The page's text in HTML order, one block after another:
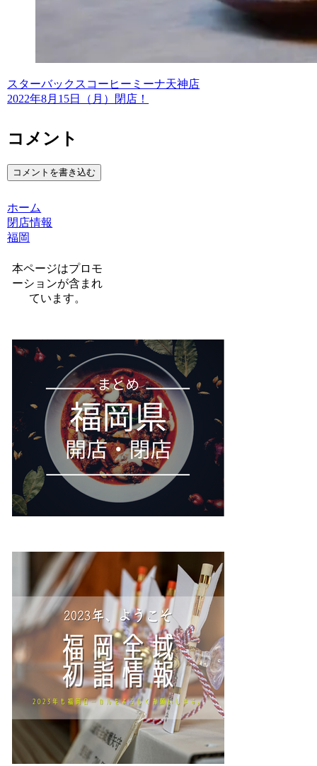
スターバックスコーヒーミーナ天神店
2022年8月15日（月）閉店！
コメント
コメントを書き込む
ホーム
閉店情報
福岡
本ページはプロモ
ーションが含まれ
ています。